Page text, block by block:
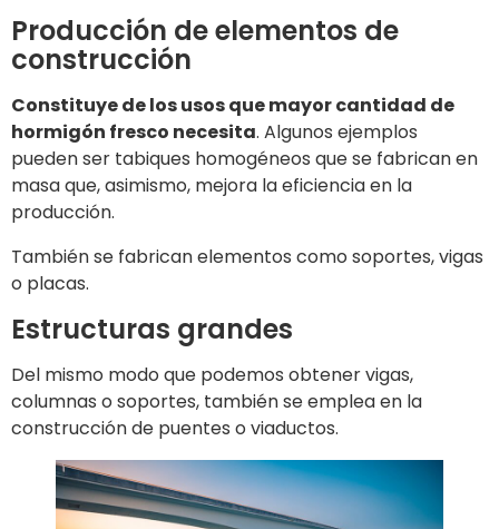
Producción de elementos de
construcción
Constituye de los usos que mayor cantidad de
hormigón fresco necesita. Algunos ejemplos
pueden ser tabiques homogéneos que se fabrican en
masa que, asimismo, mejora la eficiencia en la
producción.
También se fabrican elementos como soportes, vigas
o placas.
Estructuras grandes
Del mismo modo que podemos obtener vigas,
columnas o soportes, también se emplea en la
construcción de puentes o viaductos.